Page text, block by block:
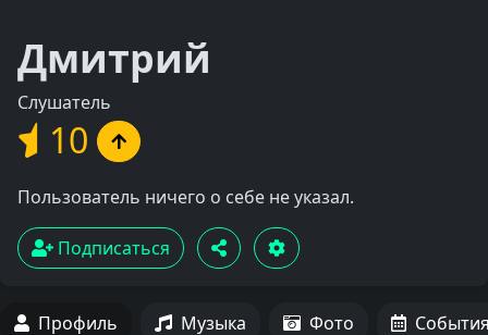
Дмитрий
Слушатель
10
Пользователь ничего о себе не указал.
Подписаться
Профиль Музыка Фото